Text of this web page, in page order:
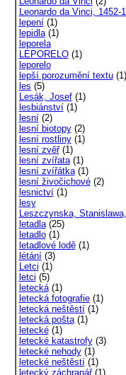
Leonardo da Vinci, 1452-
lepení(1)
lepidla(1)
leporela
LEPORELO(1)
leporelo
lepší porozumění textu(1)
les (5)
Lesák, Josef(1)
lesbiánství(1)
lesní(2)
lesní biotopy(2)
lesní rostliny(1)
lesní zvěř(1)
lesní zvířata(1)
lesní zvířátka(1)
lesní živočichové(2)
lesnictví(1)
lesy
Leszczynska,
letadla(25)
letadlo(1)
letadlové lodě(1)
létání(3)
Letci (1)
letci (5)
letecká(1)
letecká fotografie(1)
letecká neštěstí(1)
letecká pošta(1)
letecké(1)
letecké katastrofy(3)
letecké nehody(1)
letecké neštěstí(1)
letecký záchranář(1)